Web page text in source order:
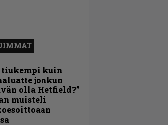
tiukempi kuin
jonkun
olla Hetfield?”
muisteli